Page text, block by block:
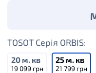
TOSOT Серія ORBIS:
20 м. кв
19 099 грн
25 м. кв
21 799 грн